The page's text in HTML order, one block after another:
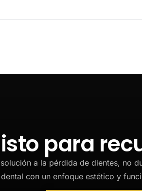
para
a la pérdida de dientes, no
con un enfoque estético y